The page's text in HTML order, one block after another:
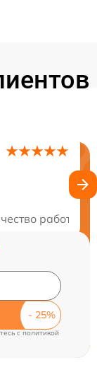
работы
cполитикой